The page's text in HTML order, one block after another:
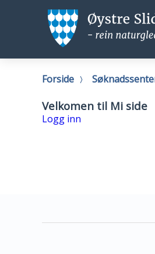
Øystre
Slidre
kommune
Du
her:
Forside
Velkomen til Mi side
Logg inn